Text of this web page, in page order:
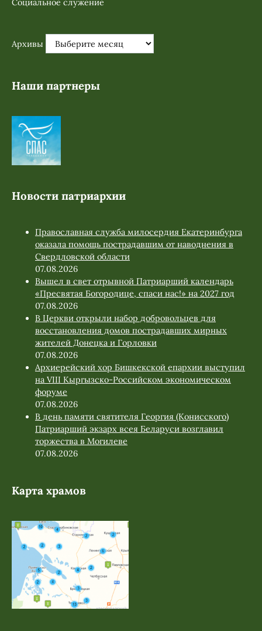
Социальное служение
Архивы
Наши партнеры
Новости патриархии
Православная служба милосердия Екатеринбурга
оказала помощь пострадавшим от наводнения в
Свердловской области
07.08.2026
Вышел в свет отрывной Патриарший календарь
«Пресвятая Богородице, спаси нас!» на 2027 год
07.08.2026
В Церкви открыли набор добровольцев для
восстановления домов пострадавших мирных
жителей Донецка и Горловки
07.08.2026
Архиерейский хор Бишкекской епархии выступил
на VIII Кыргызско-Российском экономическом
форуме
07.08.2026
В день памяти святителя Георгия (Конисского)
Патриарший экзарх всея Беларуси возглавил
торжества в Могилеве
07.08.2026
Карта храмов